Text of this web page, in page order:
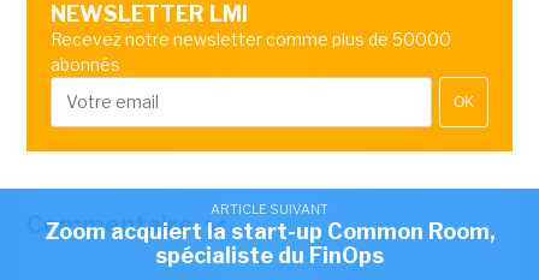
NEWSLETTER LMI
Recevez notre newsletter comme plus de 50000
abonnés
OK
Commentaire
ARTICLE SUIVANT
Zoom acquiert la start-up Common Room,
spécialiste du FinOps